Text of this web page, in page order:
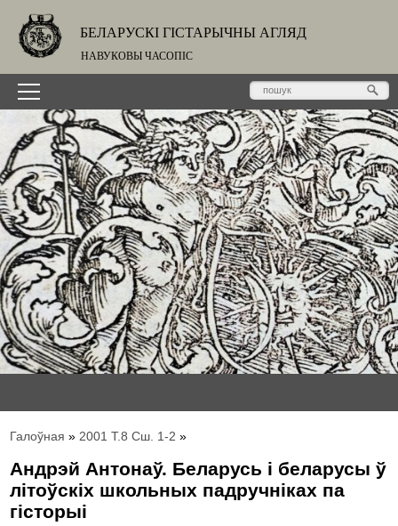
БЕЛАРУСКІ ГІСТАРЫЧНЫ АГЛЯД
НАВУКОВЫ ЧАСОПІС
Галоўная » 2001 Т.8 Сш. 1-2 »
Андрэй Антонаў. Беларусь і беларусы ў
літоўскіх школьных падручніках па
гісторыі